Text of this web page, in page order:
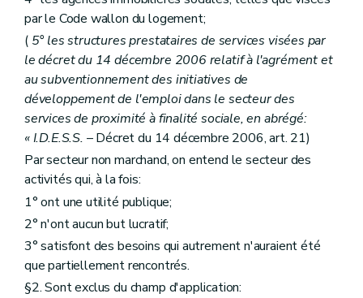
par le Code wallon du logement;
( 5° les structures prestataires de services visées par
le décret du 14 décembre 2006 relatif à l'agrément et
au subventionnement des initiatives de
développement de l'emploi dans le secteur des
services de proximité à finalité sociale, en abrégé:
« I.D.E.S.S. – Décret du 14 décembre 2006, art. 21)
Par secteur non marchand, on entend le secteur des
activités qui, à la fois:
1° ont une utilité publique;
2° n'ont aucun but lucratif;
3° satisfont des besoins qui autrement n'auraient été
que partiellement rencontrés.
§2. Sont exclus du champ d'application: